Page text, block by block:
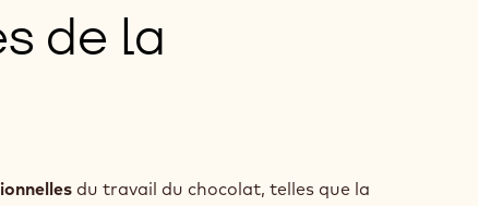
de la
du travail du chocolat, telles que la